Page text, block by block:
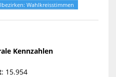
Wahlkreisstimmen
Kennzahlen
: 15.954